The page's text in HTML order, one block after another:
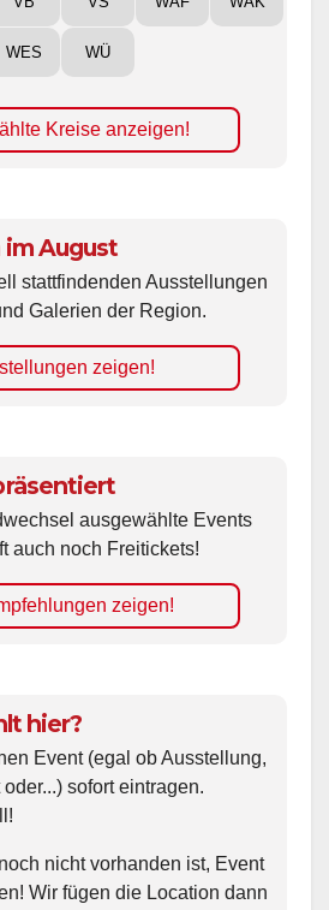
WES WÜ
Kreise anzeigen!
August
stattfindenden Ausstellungen
Galerien der Region.
zeigen!
ausgewählte Events
auch noch Freitickets!
zeigen!
hier?
Event (egal ob Ausstellung,
sofort eintragen.
nicht vorhanden ist, Event
Wir fügen die Location dann